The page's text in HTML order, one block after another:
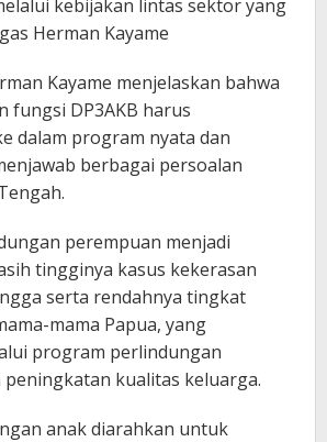
kebijakan lintas sektor yang
Herman Kayame
Kayame menjelaskan bahwa
fungsi DP3AKB harus
dalam program nyata dan
berbagai persoalan
perempuan menjadi
tingginya kasus kekerasan
serta rendahnya tingkat
mama Papua, yang
program perlindungan
kualitas keluarga.
anak diarahkan untuk